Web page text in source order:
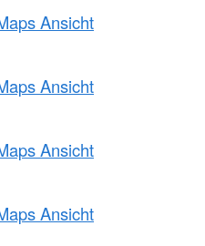
Ansicht
Ansicht
Ansicht
Ansicht